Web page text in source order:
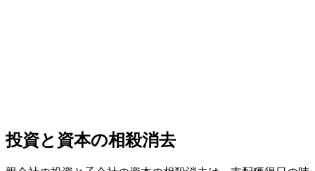
投資と資本の相殺消去